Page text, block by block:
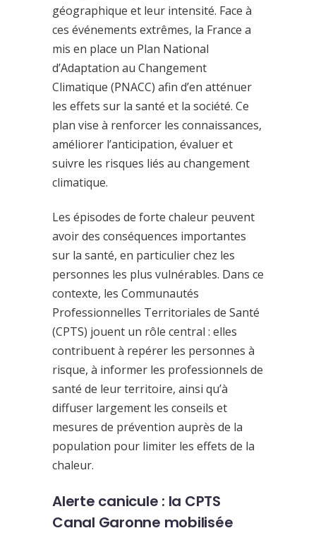
géographique et leur intensité. Face à
ces événements extrêmes, la France a
mis en place un Plan National
d’Adaptation au Changement
Climatique (PNACC) afin d’en atténuer
les effets sur la santé et la société. Ce
plan vise à renforcer les connaissances,
améliorer l’anticipation, évaluer et
suivre les risques liés au changement
climatique.
Les épisodes de forte chaleur peuvent
avoir des conséquences importantes
sur la santé, en particulier chez les
personnes les plus vulnérables. Dans ce
contexte, les Communautés
Professionnelles Territoriales de Santé
(CPTS) jouent un rôle central : elles
contribuent à repérer les personnes à
risque, à informer les professionnels de
santé de leur territoire, ainsi qu’à
diffuser largement les conseils et
mesures de prévention auprès de la
population pour limiter les effets de la
chaleur.
Alerte canicule : la CPTS
Canal Garonne mobilisée